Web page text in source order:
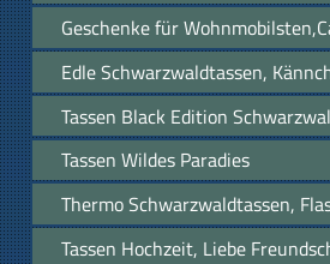
Geschenke für
Edle Schwarzwaldtassen,
Tassen Black Edition
Tassen Wildes Paradies
Thermo Schwarzwaldtassen,
Tassen Hochzeit, Liebe